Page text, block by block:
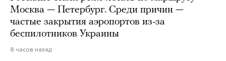
Москва — Петербург. Среди причин —
частые закрытия аэропортов из-за
беспилотников Украины
8 часов назад